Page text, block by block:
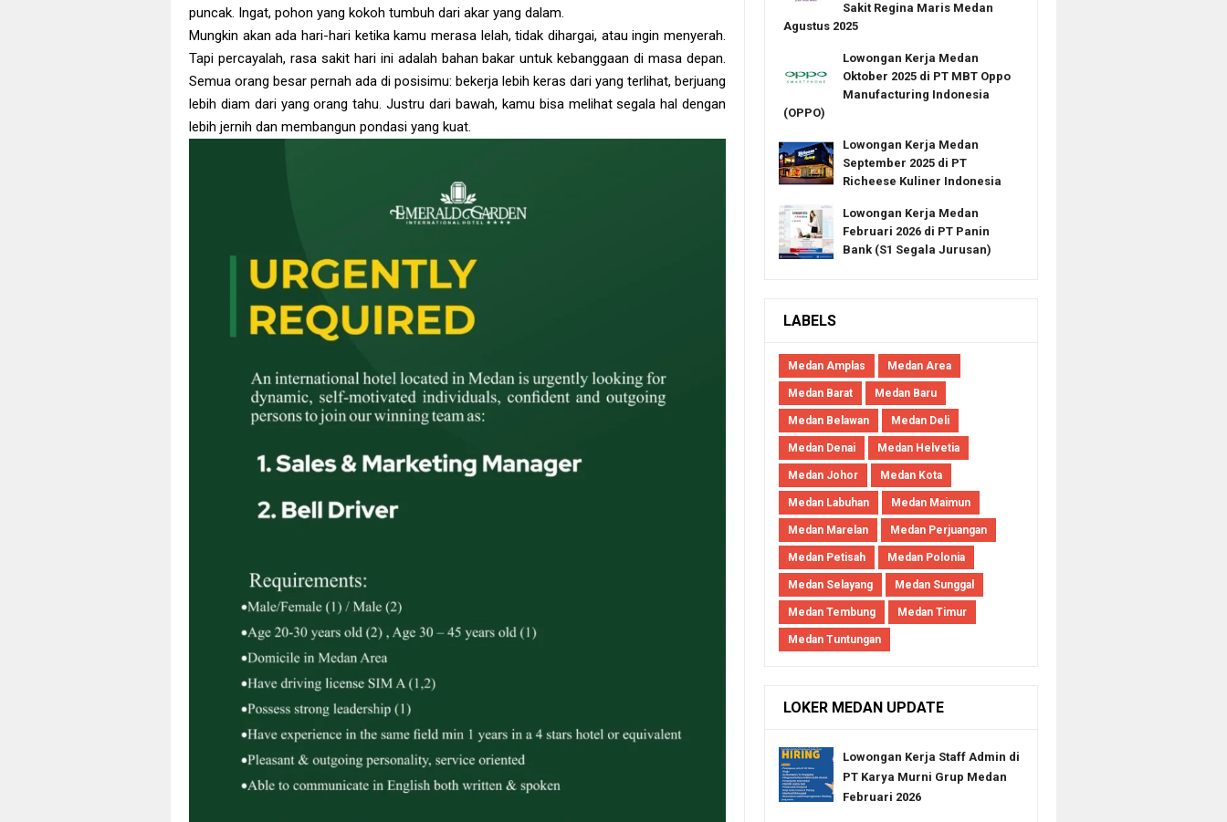
puncak. Ingat, pohon yang kokoh tumbuh dari akar yang dalam.
Mungkin akan ada hari-hari ketika kamu merasa lelah, tidak dihargai, atau ingin menyerah.
Tapi percayalah, rasa sakit hari ini adalah bahan bakar untuk kebanggaan di masa depan.
Semua orang besar pernah ada di posisimu: bekerja lebih keras dari yang terlihat, berjuang
lebih diam dari yang orang tahu. Justru dari bawah, kamu bisa melihat segala hal dengan
lebih jernih dan membangun pondasi yang kuat.
Sakit Regina Maris Medan
Agustus 2025
Lowongan Kerja Medan
Oktober 2025 di PT MBT Oppo
Manufacturing Indonesia
(OPPO)
Lowongan Kerja Medan
September 2025 di PT
Richeese Kuliner Indonesia
Lowongan Kerja Medan
Februari 2026 di PT Panin
Bank (S1 Segala Jurusan)
LABELS
Medan Amplas Medan Area
Medan Barat Medan Baru
Medan Belawan Medan Deli
Medan Denai Medan Helvetia
Medan Johor Medan Kota
Medan Labuhan Medan Maimun
Medan Marelan Medan Perjuangan
Medan Petisah Medan Polonia
Medan Selayang Medan Sunggal
Medan Tembung Medan Timur
Medan Tuntungan
LOKER MEDAN UPDATE
Lowongan Kerja Staff Admin di
PT Karya Murni Grup Medan
Februari 2026